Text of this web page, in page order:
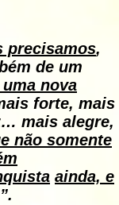
precisamos,
de um
uma nova
forte, mais
mais alegre,
não somente
ainda, e